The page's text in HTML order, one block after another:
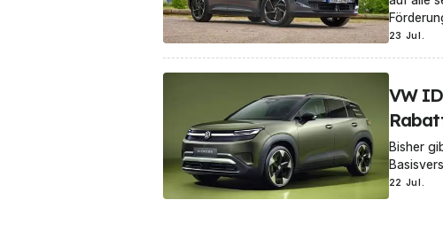
23 Jul.
VW
Bisher
22 Jul.